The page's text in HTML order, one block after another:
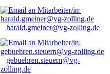
harald.gmeiner@vg-zolling.de
gebuehren.steuern@vg-
zolling.de